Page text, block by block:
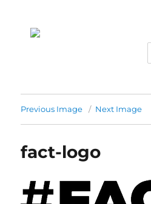
Previous Image Next Image
fact-logo